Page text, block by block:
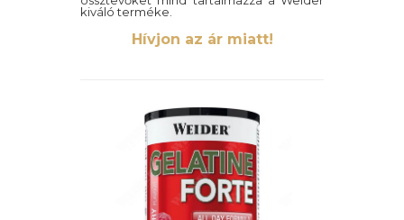
kiváló terméke.
120 kapszulaHívjon az ár miatt!